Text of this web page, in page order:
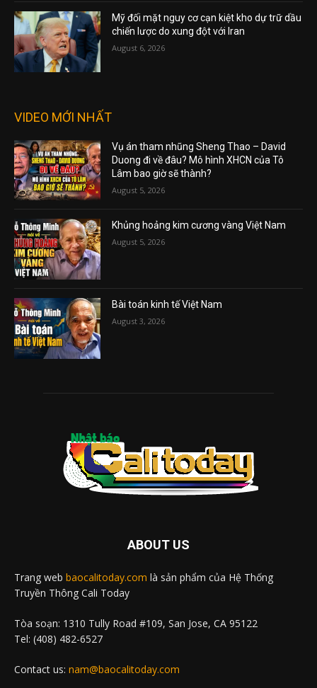
Mỹ đối mặt nguy cơ cạn kiệt kho dự trữ dầu
chiến lược do xung đột với Iran
August 6, 2026
VIDEO MỚI NHẤT
Vụ án tham nhũng Sheng Thao – David
Duong đi về đâu? Mô hình XHCN của Tô
Lâm bao giờ sẽ thành?
August 5, 2026
Khủng hoảng kim cương vàng Việt Nam
August 5, 2026
Bài toán kinh tế Việt Nam
August 3, 2026
ABOUT US
Trang web baocalitoday.com là sản phẩm của Hệ Thống
Truyền Thông Cali Today
Tòa soạn: 1310 Tully Road #109, San Jose, CA 95122
Tel: (408) 482-6527
Contact us: nam@baocalitoday.com